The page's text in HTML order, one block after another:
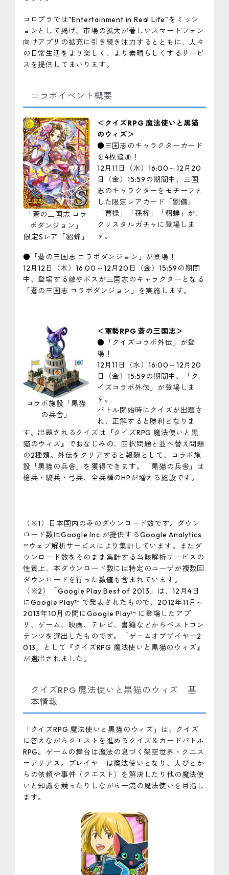
コロプラでは"Entertainment in Real Life"をミッシ
ョンとして掲げ、市場の拡大が著しいスマートフォン
向けアプリの拡充に引き続き注力するとともに、人々
の日常生活をより楽しく、より素晴らしくするサービ
スを提供してまいります。
コラボイベント概要
「蒼の三国志 コラ
ボダンジョン」
限定Sレア「貂蝉」
＜クイズRPG 魔法使いと黒猫
のウィズ＞
●三国志のキャラクターカード
を4枚追加！
12月11日（水）16:00～12月20
日（金）15:59の期間中、三国
志のキャラクターをモチーフと
した限定レアカード「劉備」
「曹操」「孫権」「貂蝉」が、
クリスタルガチャに登場しま
す。
●「蒼の三国志 コラボダンジョン」が登場！
12月12日（木）16:00～12月20日（金）15:59の期間
中、登場する敵やボスが三国志のキャラクターとなる
「蒼の三国志 コラボダンジョン」を実施します。
コラボ施設「黒猫
の兵舎」
＜軍勢RPG 蒼の三国志＞
●「クイズコラボ外伝」が登
場！
12月11日（水）16:00～12月20
日（金）15:59の期間中、「ク
イズコラボ外伝」が登場しま
す。
バトル開始時にクイズが出題さ
れ、正解すると勝利となりま
す。出題されるクイズは『クイズRPG 魔法使いと黒
猫のウィズ』でおなじみの、四択問題と並べ替え問題
の2種類。外伝をクリアすると報酬として、コラボ施
設「黒猫の兵舎」を獲得できます。「黒猫の兵舎」は
槍兵・騎兵・弓兵、全兵種のHPが増える施設です。
（※1）日本国内のみのダウンロード数です。ダウン
ロード数はGoogle Inc.が提供するGoogle Analytics
™ウェブ解析サービスにより集計しています。またダ
ウンロード数をそのまま集計する当該解析サービスの
性質上、本ダウンロード数には特定のユーザが複数回
ダウンロードを行った数値も含まれています。
（※2）「Google Play Best of 2013」は、12月4日
にGoogle Play™ で発表されたもので、2012年11月～
2013年10月の間にGoogle Play™ に登場したアプ
リ、ゲーム、映画、テレビ、書籍などからベストコン
テンツを選出したものです。「ゲームオブザイヤー2
013」として『クイズRPG 魔法使いと黒猫のウィズ』
が選出されました。
クイズRPG 魔法使いと黒猫のウィズ 基
本情報
「クイズRPG 魔法使いと黒猫のウィズ」は、クイズ
に答えながらクエストを進めるクイズ＆カードバトル
RPG。ゲームの舞台は魔法の息づく架空世界・クエス
＝アリアス。プレイヤーは魔法使いとなり、人びとか
らの依頼や事件（クエスト）を解決したり他の魔法使
いと知識を競ったりしながら一流の魔法使いを目指し
ます。